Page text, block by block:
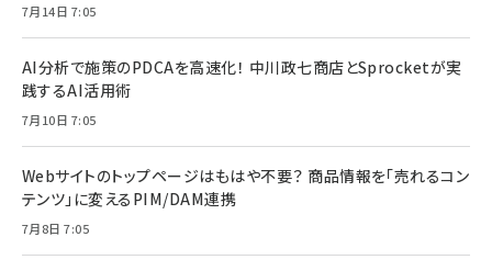
7月14日 7:05
AI分析で施策のPDCAを高速化！ 中川政七商店とSprocketが実
践するAI活用術
7月10日 7:05
Webサイトのトップページはもはや不要？ 商品情報を「売れるコン
テンツ」に変えるPIM/DAM連携
7月8日 7:05